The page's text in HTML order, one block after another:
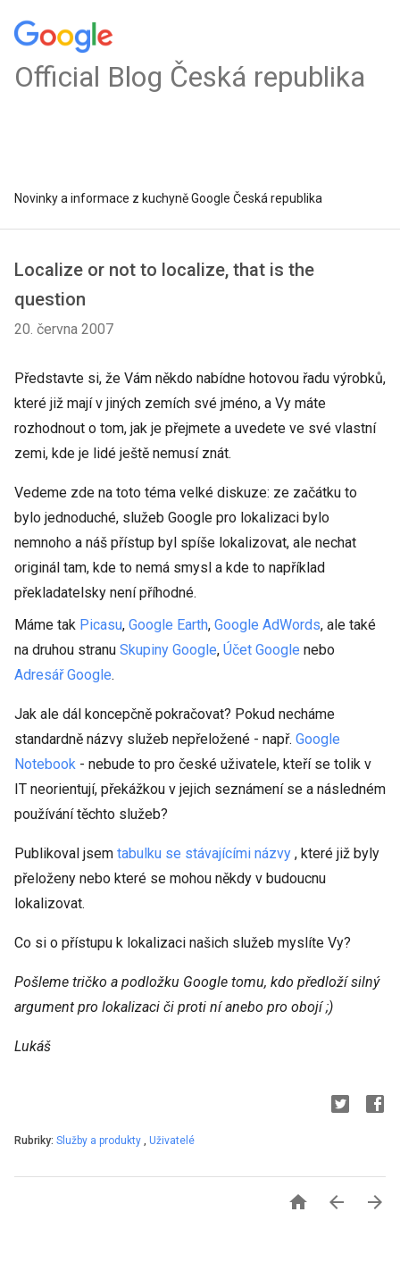
Official Blog Česká republika
Novinky a informace z kuchyně Google Česká republika
Localize or not to localize, that is the
question
20. června 2007
Představte si, že Vám někdo nabídne hotovou řadu výrobků,
které již mají v jiných zemích své jméno, a Vy máte
rozhodnout o tom, jak je přejmete a uvedete ve své vlastní
zemi, kde je lidé ještě nemusí znát.
Vedeme zde na toto téma velké diskuze: ze začátku to
bylo jednoduché, služeb Google pro lokalizaci bylo
nemnoho a náš přístup byl spíše lokalizovat, ale nechat
originál tam, kde to nemá smysl a kde to například
překladatelsky není příhodné.
Máme tak Picasu, Google Earth, Google AdWords, ale také
na druhou stranu Skupiny Google, Účet Google nebo
Adresář Google.
Jak ale dál koncepčně pokračovat? Pokud necháme
standardně názvy služeb nepřeložené - např. Google
Notebook - nebude to pro české uživatele, kteří se tolik v
IT neorientují, překážkou v jejich seznámení se a následném
používání těchto služeb?
Publikoval jsem tabulku se stávajícími názvy , které již byly
přeloženy nebo které se mohou někdy v budoucnu
lokalizovat.
Co si o přístupu k lokalizaci našich služeb myslíte Vy?
Pošleme tričko a podložku Google tomu, kdo předloží silný
argument pro lokalizaci či proti ní anebo pro obojí ;)
Lukáš
Rubriky: Služby a produkty , Uživatelé
  